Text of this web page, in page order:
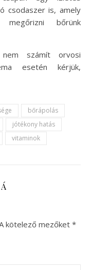
csodaszer is, amely
bőrünk
számít orvosi
esetén kérjük,
bőrápolás
jótékony hatás
vitaminok
kötelező mezőket *